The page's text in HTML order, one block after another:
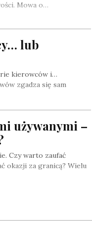
Mowa o…
lub
kierowców i…
zgadza się sam
używanymi –
Czy warto zaufać
okazji za granicą? Wielu